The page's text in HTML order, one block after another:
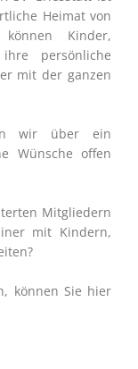
Heimat von
Kinder,
persönliche
mit der ganzen
wir über ein
Wünsche offen
Mitgliedern
mit Kindern,
können Sie hier